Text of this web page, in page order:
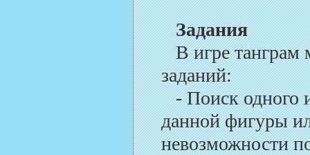
Задания
В игре танграм
заданий:
- Поиск одного
данной фигуры
невозможности